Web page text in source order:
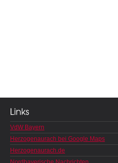
VdW Bayern
Herzogenaurach bei Google Maps
Herzogenaurach.de